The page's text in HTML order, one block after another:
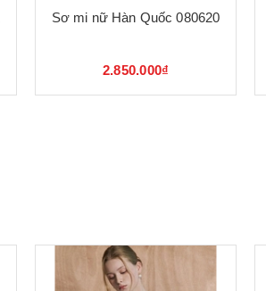
Sơ mi nữ Hàn Quốc 080620
2.850.000₫